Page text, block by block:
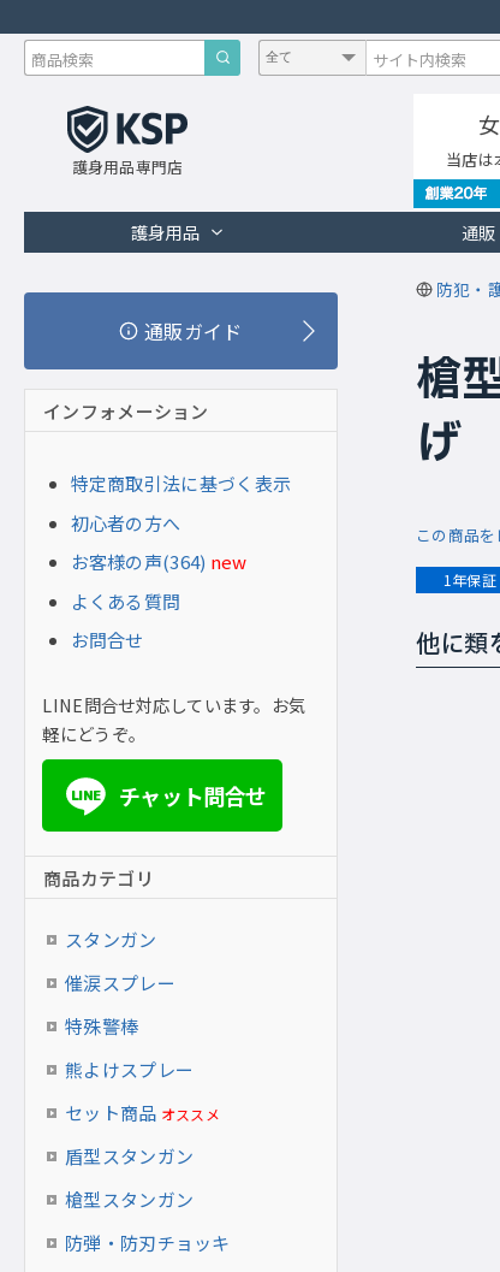
護身用品専門店 当店は
護身用品 通販
防犯・
槍
げ
この商品
1年保証
他に類
通販ガイド
インフォメーション
特定商取引法に基づく表示
初心者の方へ
お客様の声(364) new
よくある質問
お問合せ
LINE問合せ対応しています。お気
軽にどうぞ。
LINE チャット問合せ
商品カテゴリ
スタンガン
催涙スプレー
特殊警棒
熊よけスプレー
セット商品 オススメ
盾型スタンガン
槍型スタンガン
防弾・防刃チョッキ